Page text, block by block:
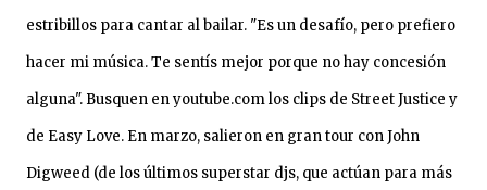
estribillos para cantar al bailar. "Es un desafío, pero prefiero
hacer mi música. Te sentís mejor porque no hay concesión
alguna". Busquen en youtube.com los clips de Street Justice y
de Easy Love. En marzo, salieron en gran tour con John
Digweed (de los últimos superstar djs, que actúan para más